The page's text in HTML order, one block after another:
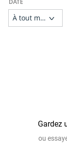
Gardez
ou